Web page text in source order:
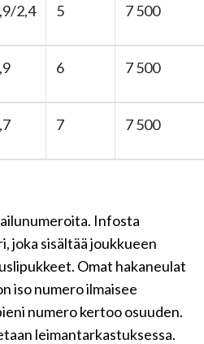
2,4 5 7 500
6 7 500
7 7 500
Infosta
joka sisältää joukkueen
Omat hakaneulat
iso numero ilmaisee
numero kertoo osuuden.
leimantarkastuksessa.